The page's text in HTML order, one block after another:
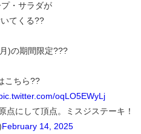
・サラダが
てくる??
)の期間限定???
こちら??
oqLO5EWyLj
にして頂点。ミスジステーキ！
February 14, 2025